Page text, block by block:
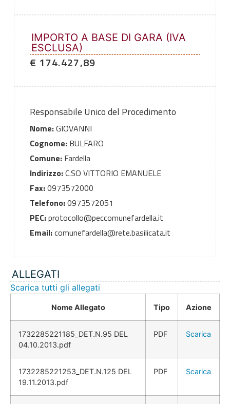
IMPORTO A BASE DI GARA (IVA
ESCLUSA)
€ 174.427,89
Responsabile Unico del Procedimento
Nome:GIOVANNI
Cognome:BULFARO
Comune:Fardella
Indirizzo:C.SO VITTORIO EMANUELE
Fax:0973572000
Telefono:0973572051
PEC:protocollo@peccomunefardella.it
Email:comunefardella@rete.basilicata.it
ALLEGATI
Scarica tutti gli allegati
Nome Allegato Tipo Azione
1732285221185_DET.N.95 DEL
04.10.2013.pdf
PDF Scarica
1732285221253_DET.N.125 DEL
19.11.2013.pdf
PDF Scarica